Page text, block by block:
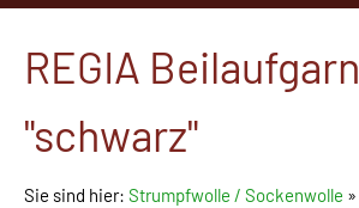
REGIA Beilaufgarn
"schwarz"
Sie sind hier: Strumpfwolle / Sockenwolle »